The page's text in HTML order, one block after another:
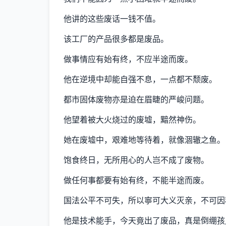
他讲的这些废话一钱不值。
该工厂的产品很多都是废品。
做事情应有始有终，不应半途而废。
他在逆境中却能自强不息，一点都不颓废。
都市固体废物亦是迫在眉睫的严峻问题。
他望着被大火烧过的废墟，黯然神伤。
她在废墟中，艰难地等待着，就像涸辙之鱼。
饱食终日，无所用心的人岂不成了废物。
做任何事都要有始有终，不能半途而废。
国法公平不可失，所以寧可大义灭亲，不可因
他是技术能手，今天竟出了废品，真是倒绷孩